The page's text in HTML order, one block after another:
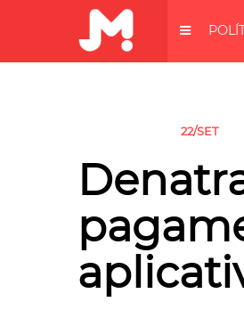
22/SET